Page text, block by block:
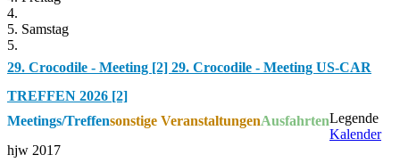
4.
5. Samstag
5.
29. Crocodile - Meeting [2] 29. Crocodile - Meeting US-CAR
TREFFEN 2026 [2]
Legende
Meetings/Treffensonstige VeranstaltungenAusfahrten
Kalender
hjw 2017